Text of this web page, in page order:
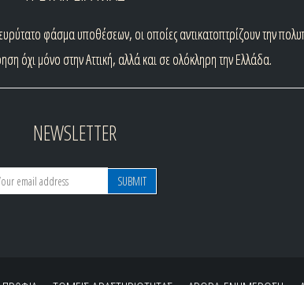
φάσμα υποθέσεων, οι οποίες αντικατοπτρίζουν την
όχι μόνο στην Αττική, αλλά και σε ολόκληρη την Ελλάδα.
NEWSLETTER